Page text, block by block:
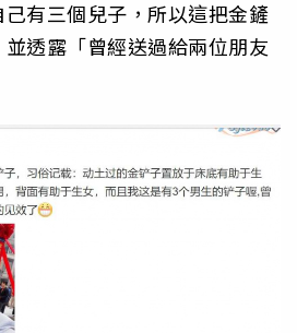
有三個兒子，所以這把金鏟
透露「曾經送過給兩位朋友